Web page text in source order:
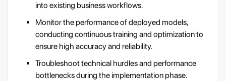
into existing business workflows.
Monitor the performance of deployed models,
conducting continuous training and optimization to
ensure high accuracy and reliability.
Troubleshoot technical hurdles and performance
bottlenecks during the implementation phase.